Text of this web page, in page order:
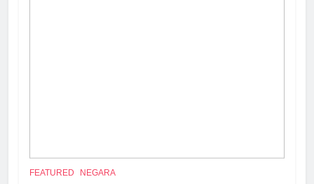
FEATURED NEGARA